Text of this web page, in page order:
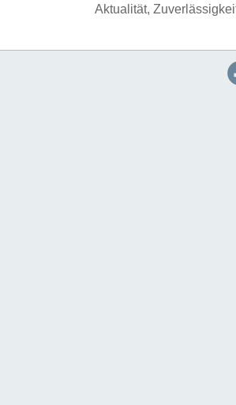
Aktualität,